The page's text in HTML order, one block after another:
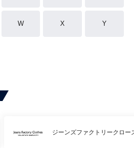
W X Y
ジーンズファクトリークロー